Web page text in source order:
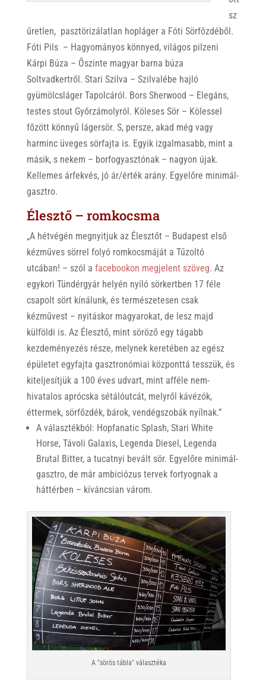
sz
űretlen, pasztörizálatlan hopláger a Fóti Sörfőzdéből.
Fóti Pils – Hagyományos könnyed, világos pilzeni
Kárpi Búza – Őszinte magyar barna búza
Soltvadkertről. Stari Szilva – Szilvalébe hajló
gyümölcsláger Tapolcáról. Bors Sherwood – Elegáns,
testes stout Győrzámolyról. Köleses Sör – Kölessel
főzött könnyű lágersör. S, persze, akad még vagy
harminc üveges sörfajta is. Egyik izgalmasabb, mint a
másik, s nekem – borfogyasztónak – nagyon újak.
Kellemes árfekvés, jó ár/érték arány. Egyelőre minimál-
gasztro.
Élesztő – romkocsma
„A hétvégén megnyitjuk az Élesztőt – Budapest első
kézműves sörrel folyó romkocsmáját a Tűzoltó
utcában! – szól a facebookon megjelent szöveg. Az
egykori Tündérgyár helyén nyíló sörkertben 17 féle
csapolt sört kínálunk, és természetesen csak
kézművest – nyitáskor magyarokat, de lesz majd
külföldi is. Az Élesztő, mint söröző egy tágabb
kezdeményezés része, melynek keretében az egész
épületet egyfajta gasztronómiai központtá tesszük, és
kiteljesítjük a 100 éves udvart, mint afféle nem-
hivatalos aprócska sétálóutcát, melyről kávézók,
éttermek, sörfőzdék, bárok, vendégszobák nyílnak.”
A választékból: Hopfanatic Splash, Stari White
Horse, Távoli Galaxis, Legenda Diesel, Legenda
Brutal Bitter, a tucatnyi bevált sör. Egyelőre minimál-
gasztro, de már ambiciózus tervek fortyognak a
háttérben – kíváncsian várom.
A "sörös tábla" választéka